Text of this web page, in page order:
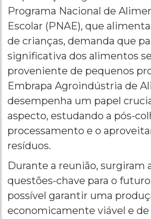
Programa Nacional de
Escolar (PNAE), que
de crianças, demanda que
significativa dos alimentos
proveniente de pequenos
Embrapa Agroindústria de
desempenha um papel
aspecto, estudando a pós-
processamento e o
resíduos.
Durante a reunião, surgiram
questões-chave para o
possível garantir uma
economicamente viável e de